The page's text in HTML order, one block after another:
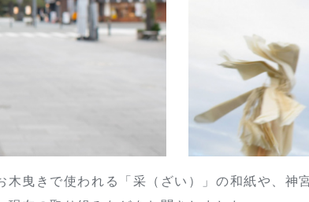
曳きで使われる「采（ざい）」の和紙や、神